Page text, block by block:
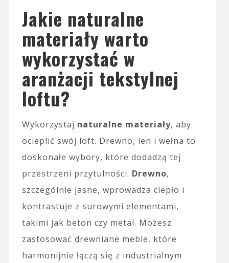
Jakie naturalne
materiały warto
wykorzystać w
aranżacji tekstylnej
loftu?
Wykorzystaj naturalne materiały, aby
ocieplić swój loft. Drewno, len i wełna to
doskonałe wybory, które dodadzą tej
przestrzeni przytulności. Drewno,
szczególnie jasne, wprowadza ciepło i
kontrastuje z surowymi elementami,
takimi jak beton czy metal. Możesz
zastosować drewniane meble, które
harmonijnie łączą się z industrialnym